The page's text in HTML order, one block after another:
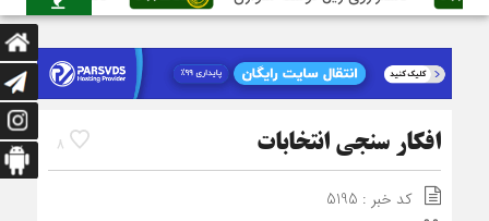
8 افکار سنجی انتخابات
کد خبر : 5195